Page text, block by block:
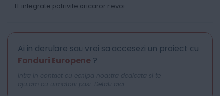
IT integrate potrivite oricaror nevoi.
Ai in derulare sau vrei sa accesezi un proiect cu
Fonduri Europene ?
Intra in contact cu echipa noastra dedicata si te
ajutam cu urmatorii pasi. Detalii aici